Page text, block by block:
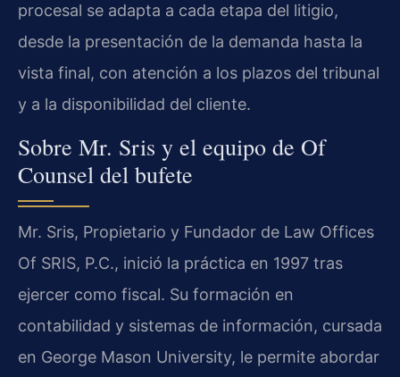
procesal se adapta a cada etapa del litigio,
desde la presentación de la demanda hasta la
vista final, con atención a los plazos del tribunal
y a la disponibilidad del cliente.
Sobre Mr. Sris y el equipo de Of
Counsel del bufete
Mr. Sris, Propietario y Fundador de Law Offices
Of SRIS, P.C., inició la práctica en 1997 tras
ejercer como fiscal. Su formación en
contabilidad y sistemas de información, cursada
en George Mason University, le permite abordar